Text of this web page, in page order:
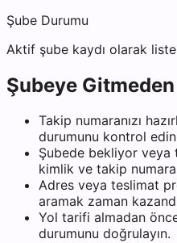
Şube Durumu
Aktif şube kaydı olarak
Şubeye
Takip numaranızı
durumunu kontrol
Şubede bekliyor veya
kimlik ve takip
Adres veya teslimat
aramak zaman
Yol tarifi almadan
durumunu doğrulayın.